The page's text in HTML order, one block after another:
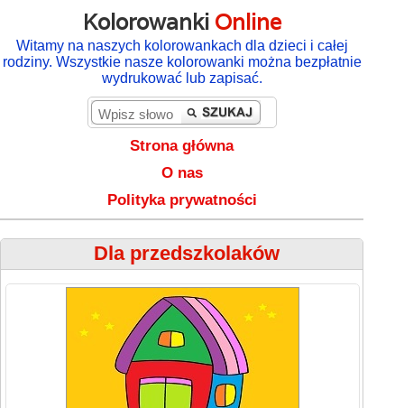
Kolorowanki Online
Witamy na naszych kolorowankach dla dzieci i całej
rodziny. Wszystkie nasze kolorowanki można bezpłatnie
wydrukować lub zapisać.
Strona główna
O nas
Polityka prywatności
Dla przedszkolaków